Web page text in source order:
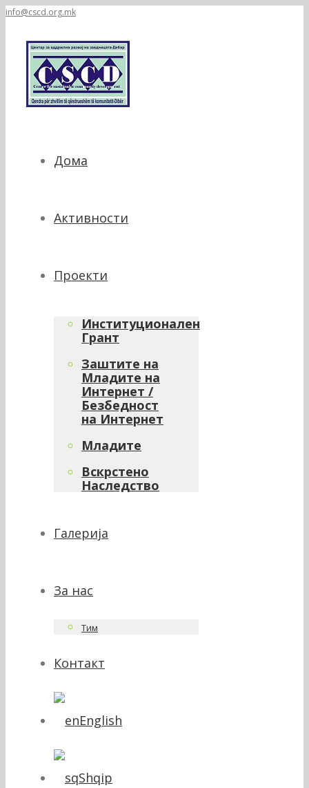
info@cscd.org.mk
Дома
Активности
Проекти
Институционален
Грант
Заштите на
Младите на
Интернет /
Безбедност
на Интернет
Младите
Вскрстено
Наследство
Галерија
За нас
Тим
Контакт
English
Shqip